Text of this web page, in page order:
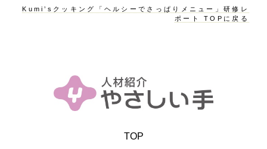
Kumi’sクッキング「ヘルシーでさっぱりメニュー」研修レ
ポート TOPに戻る
TOP